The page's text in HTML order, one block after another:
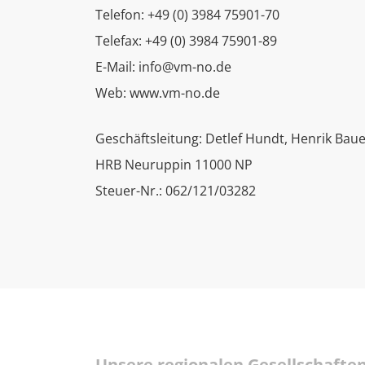
Telefon: +49 (0) 3984 75901-70
Telefax: +49 (0) 3984 75901-89
E-Mail: info@vm-no.de
Web: www.vm-no.de
Geschäftsleitung: Detlef Hundt, Henrik
HRB Neuruppin 11000 NP
Steuer-Nr.: 062/121/03282